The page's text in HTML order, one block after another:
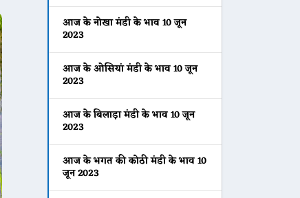
आज के नोखा मंडी के भाव 10 जून
2023
आज के ओसियां मंडी के भाव 10 जून
2023
आज के बिलाड़ा मंडी के भाव 10 जून
2023
आज के भगत की कोठी मंडी के भाव 10
जून 2023